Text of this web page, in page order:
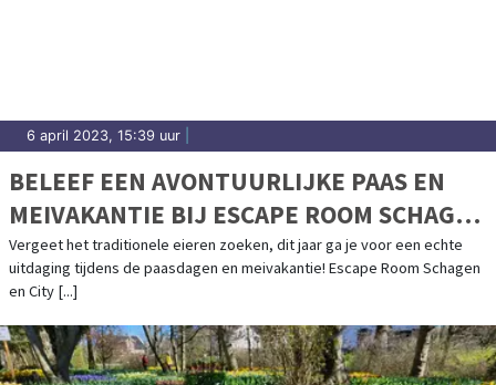
6 april 2023, 15:39 uur
BELEEF EEN AVONTUURLIJKE PAAS EN
MEIVAKANTIE BIJ ESCAPE ROOM SCHAGEN
& CITY ADVENTURES!
Vergeet het traditionele eieren zoeken, dit jaar ga je voor een echte
uitdaging tijdens de paasdagen en meivakantie! Escape Room Schagen
en City [...]